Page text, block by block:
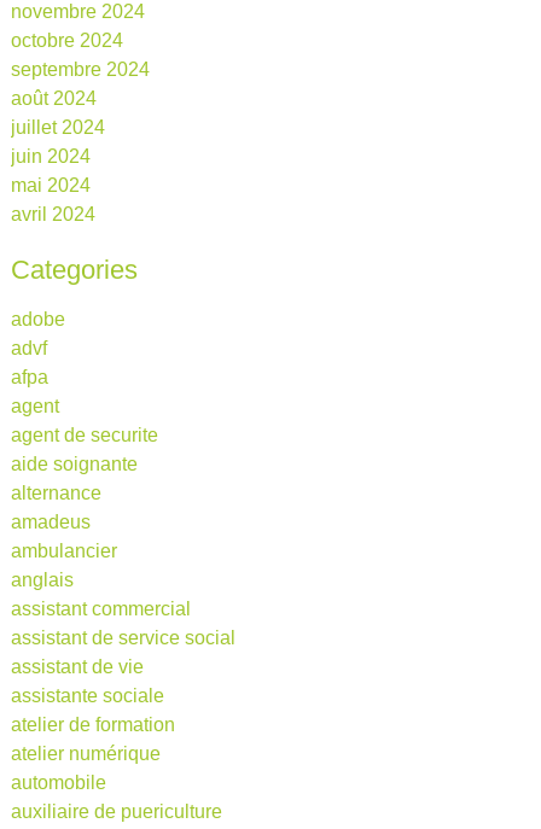
novembre 2024
octobre 2024
septembre 2024
août 2024
juillet 2024
juin 2024
mai 2024
avril 2024
Categories
adobe
advf
afpa
agent
agent de securite
aide soignante
alternance
amadeus
ambulancier
anglais
assistant commercial
assistant de service social
assistant de vie
assistante sociale
atelier de formation
atelier numérique
automobile
auxiliaire de puericulture